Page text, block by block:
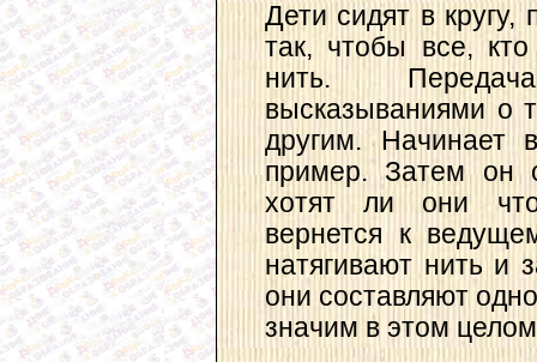
Дети сидят в кругу,
так, чтобы все,
нить.
высказываниями о
другим. Начинает
пример. Затем он
хотят ли они
вернется к
натягивают нить и
они составляют
значим в этом